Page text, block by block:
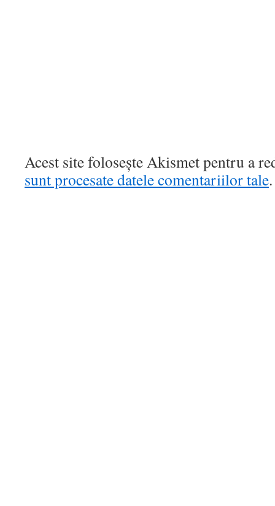
Acest site folosește Akismet pentru a
sunt procesate datele comentariilor tale.